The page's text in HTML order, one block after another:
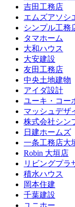
吉田工務店
エムズアソシ
シンプル工務
タマホーム
大和ハウス
大安建設
友田工務店
中央土地建物
アイダ設計
ユーキ・コー
マッシュデザ
株式会社シン
日建ホームズ
一条工務店大
Robin 大垣店
リビングプラ
積水ハウス
岡本住建
千葉建設
ユニホー